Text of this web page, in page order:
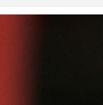
- KAMPBILLETTER